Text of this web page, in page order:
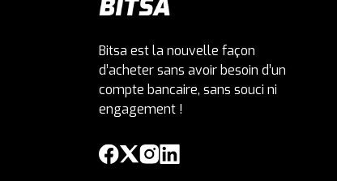
Bitsa est la nouvelle façon
d’acheter sans avoir besoin d’un
compte bancaire, sans souci ni
engagement !